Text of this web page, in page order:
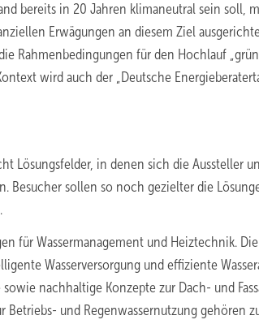
bereits in 20 Jahren klimaneutral sein soll,
Erwägungen an diesem Ziel
Rahmenbedingungen für den Hochlauf
wird auch der „Deutsche
Lösungsfelder, in denen sich die Aussteller
Besucher sollen so noch gezielter die
für Wassermanagement und Heiztechnik.
Wasserversorgung und effiziente
nachhaltige Konzepte zur Dach- und
Betriebs- und Regenwassernutzung gehören